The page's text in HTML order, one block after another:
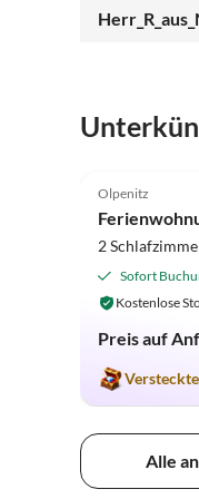
Olpenitz
2
Sofort
Kostenlose
Preis auf
Alle